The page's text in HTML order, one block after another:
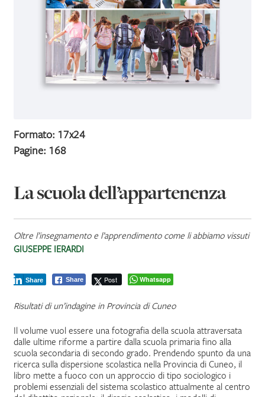
Formato: 17x24
Pagine: 168
La scuola dell’appartenenza
Oltre l’insegnamento e l’apprendimento come li abbiamo vissuti
GIUSEPPE IERARDI
Share Post
Share Whatsapp
Risultati di un’indagine in Provincia di Cuneo
Il volume vuol essere una fotografia della scuola attraversata
dalle ultime riforme a partire dalla scuola primaria fino alla
scuola secondaria di secondo grado. Prendendo spunto da una
ricerca sulla dispersione scolastica nella Provincia di Cuneo, il
libro mette a fuoco con un approccio di tipo sociologico i
problemi essenziali del sistema scolastico attualmente al centro